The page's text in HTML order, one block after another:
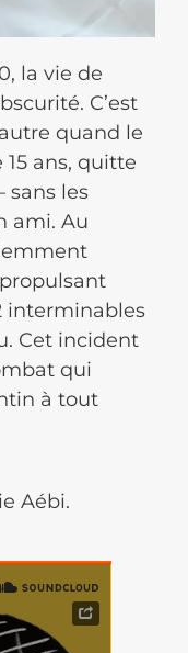
la vie de
C’est
quand le
ans, quitte
sans les
ami. Au
interminables
Cet incident
qui
à tout
Aébi.